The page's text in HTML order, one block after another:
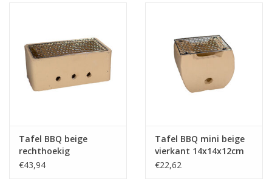
Tafel BBQ beige
rechthoekig
25x15x10cm
€43,94
Tafel BBQ mini beige
vierkant 14x14x12cm
€22,62